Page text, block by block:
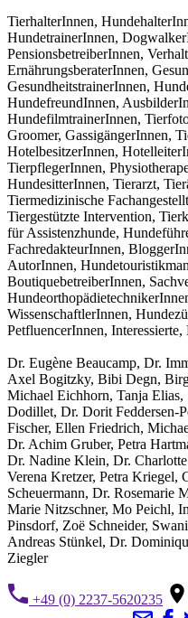
TierhalterInnen,
HundetrainerInnen,
PensionsbetreiberInnen,
ErnährungsberaterInnen,
GesundheitstrainerInnen,
HundefreundInnen,
HundefilmtrainerInnen,
Groomer, GassigängerInnen,
HotelbesitzerInnen,
TierpflegerInnen,
HundesitterInnen, Tierarzt,
Tiermedizinische
Tiergestützte Intervention,
für Assistenzhunde,
FachredakteurInnen,
AutorInnen,
BoutiquebetreiberInnen,
WissenschaftlerInnen,
PetfluencerInnen,
Dr. Eugène Beaucamp, Dr.
Axel Bogitzky, Bibi Degn,
Michael Eichhorn, Tanja
Dodillet, Dr. Dorit Feddersen-
Fischer, Ellen Friedrich,
Dr. Achim Gruber, Petra
Dr. Nadine Klein, Dr.
Verena Kretzer, Petra Kriegel,
Scheuermann, Dr. Rosemarie
Marie Nitzschner, Mo Peichl,
Pinsdorf, Zoë Schneider,
Andreas Stünkel, Dr.
Ziegler
+49 (0) 2237-5620235